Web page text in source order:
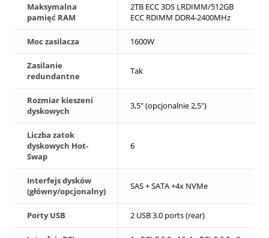
Maksymalna
pamięć RAM
2TB ECC 3DS LRDIMM/512GB
ECC RDIMM DDR4-2400MHz
Moc zasilacza 1600W
Zasilanie
redundantne
Tak
Rozmiar kieszeni
dyskowych
3,5" (opcjonalnie 2,5")
Liczba zatok
dyskowych Hot-
Swap
6
Interfejs dysków
(główny/opcjonalny)
SAS + SATA +4x NVMe
Porty USB 2 USB 3.0 ports (rear)